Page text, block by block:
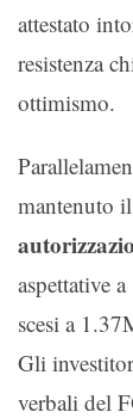
attestato
resistenza
ottimismo.
mantenuto
aspettative
scesi a
Gli
verbali del